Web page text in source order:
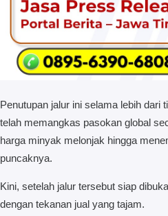
Penutupan jalur ini selama lebih dari
telah memangkas pasokan global
harga minyak melonjak hingga
puncaknya.
Kini, setelah jalur tersebut siap
dengan tekanan jual yang tajam.